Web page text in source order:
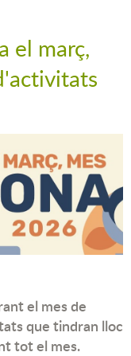
el març,
el mes de
que tindran lloc
tot el mes.